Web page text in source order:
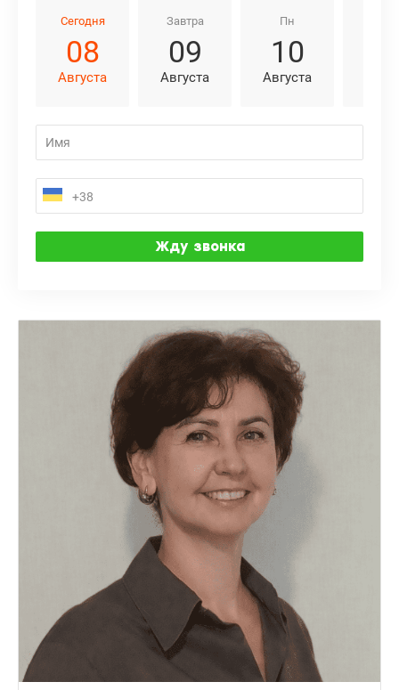
Сегодня
08
Августа
Завтра
09
Августа
Пн
10
Августа